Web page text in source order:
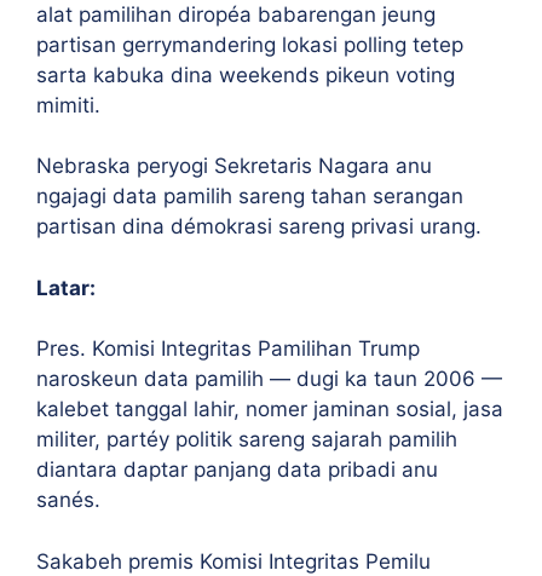
alat pamilihan diropéa babarengan jeung
partisan gerrymandering lokasi polling tetep
sarta kabuka dina weekends pikeun voting
mimiti.
Nebraska peryogi Sekretaris Nagara anu
ngajagi data pamilih sareng tahan serangan
partisan dina démokrasi sareng privasi urang.
Latar:
Pres. Komisi Integritas Pamilihan Trump
naroskeun data pamilih — dugi ka taun 2006 —
kalebet tanggal lahir, nomer jaminan sosial, jasa
militer, partéy politik sareng sajarah pamilih
diantara daptar panjang data pribadi anu
sanés.
Sakabeh premis Komisi Integritas Pemilu